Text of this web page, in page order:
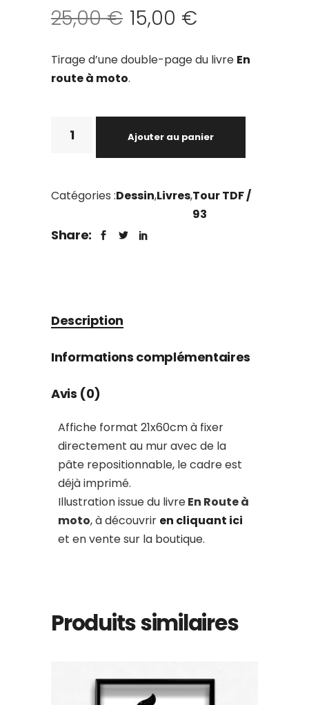
25,00€ 15,00 €
Tirage d’une double-page du livre En
route à moto.
Ajouter au panier
Catégories :Dessin,Livres,Tour TDF /
93
Share:
Description
Informations complémentaires
Avis (0)
Affiche format 21x60cm à fixer
directement au mur avec de la
pâte repositionnable, le cadre est
déjà imprimé.
Illustration issue du livreEn Route à
moto, à découvrir en cliquant ici
et en vente sur la boutique.
Produits similaires